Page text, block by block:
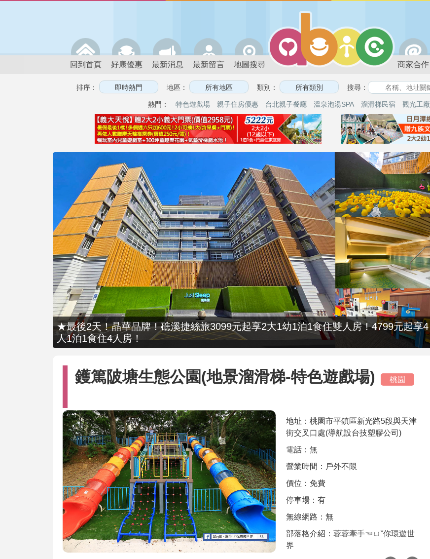
回到首頁 好康優惠 最新消息 最新留言 地圖搜尋 商家合作
排序： 地區： 類別： 搜尋：
熱門： 特色遊戲場 親子住房優惠 台北親子餐廳 溫泉泡湯SPA 溜滑梯民宿 觀光工廠
★最後2天！晶華品牌！礁溪捷絲旅3099元起享2大1幼1泊1食住雙人房！4799元起享4
人1泊1食住4人房！
鑊篤陂塘生態公園(地景溜滑梯-特色遊戲場) 桃園
地址：桃園市平鎮區新光路5段與天津
街交叉口處(導航設台技塑膠公司)
電話：無
營業時間：戶外不限
價位：免費
停車場：有
無線網路：無
部落格介紹：蓉蓉牽手☜ㄩˇ你環遊世
界